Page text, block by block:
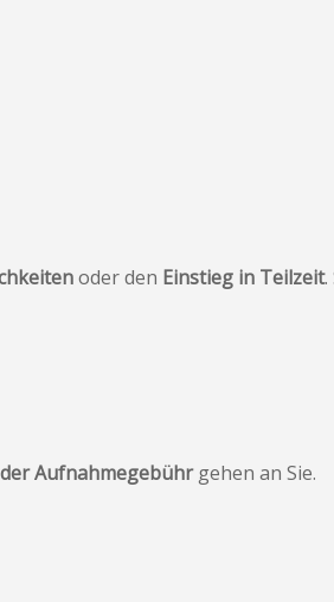
oder den Einstieg in Teilzeit
Aufnahmegebührgehen an Sie.